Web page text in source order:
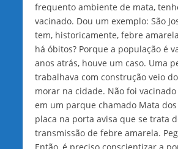
frequento ambiente de mata,
vacinado. Dou um exemplo: São
tem, historicamente, febre
há óbitos? Porque a população é
anos atrás, houve um caso. Uma
trabalhava com construção veio
morar na cidade. Não foi
em um parque chamado Mata dos
placa na porta avisa que se trata
transmissão de febre amarela.